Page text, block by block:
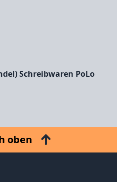
Schreibwaren PoLo
oben